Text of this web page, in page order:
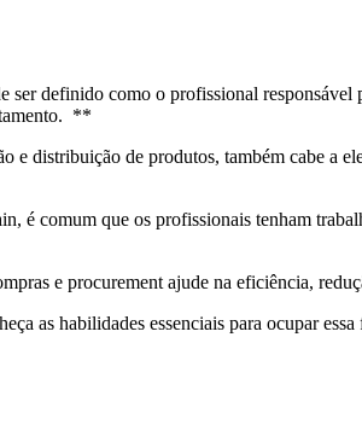
definido como o profissional responsável
**
e distribuição de produtos, também cabe a
é comum que os profissionais tenham
e procurement ajude na eficiência,
as habilidades essenciais para ocupar